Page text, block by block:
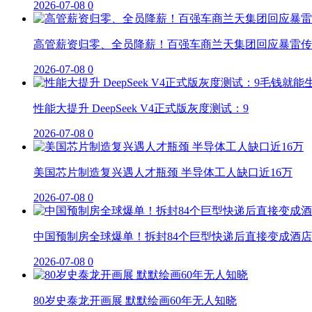
2026-07-08 0
高管薪资归零、全员降薪！百强车商兰天集团回应暴雷
2026-07-08 0
性能大提升 DeepSeek V4正式版灰度测试：9
2026-07-08 0
美国芯片制造复兴遇人才瓶颈 半导体工人缺口近16万
2026-07-08 0
中国预制房全球爆单！拆封84个巨型快递后直接变成酒店
2026-07-08 0
80岁史泰龙开画展 默默绘画60年无人知晓